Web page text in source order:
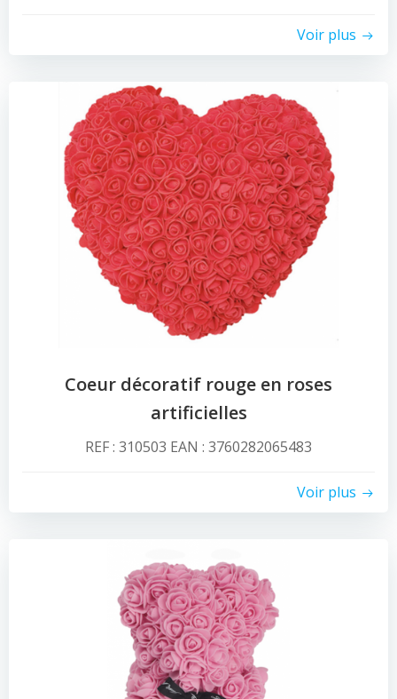
Voir plus
Coeur décoratif rouge en roses
artificielles
REF : 310503 EAN : 3760282065483
Voir plus